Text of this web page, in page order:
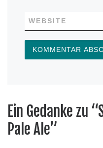
WEBSITE
Ein Gedanke zu
Pale Ale”